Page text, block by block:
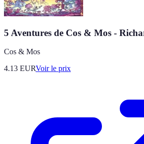
5 Aventures de Cos & Mos -
Cos & Mos
4.13 EURVoir le prix